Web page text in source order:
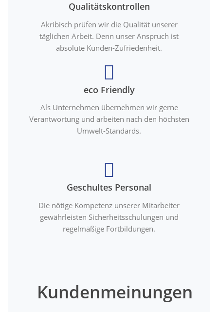
Qualitätskontrollen
Akribisch prüfen wir die Qualität unserer
täglichen Arbeit. Denn unser Anspruch ist
absolute Kunden-Zufriedenheit.
eco Friendly
Als Unternehmen übernehmen wir gerne
Verantwortung und arbeiten nach den höchsten
Umwelt-Standards.
Geschultes Personal
Die nötige Kompetenz unserer Mitarbeiter
gewährleisten Sicherheitsschulungen und
regelmäßige Fortbildungen.
Kundenmeinungen